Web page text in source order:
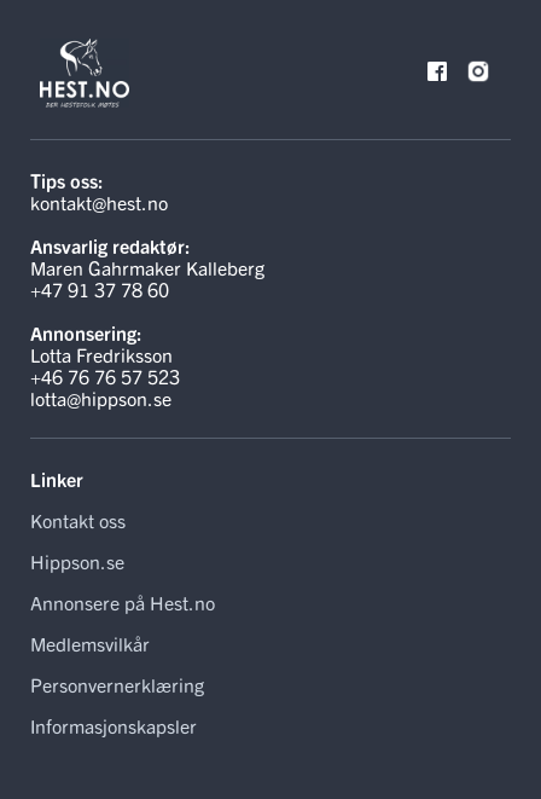
Tips oss:
kontakt@hest.no
Ansvarlig redaktør:
Maren Gahrmaker Kalleberg
+47 91 37 78 60
Annonsering:
Lotta Fredriksson
+46 76 76 57 523
lotta@hippson.se
Linker
Kontakt oss
Hippson.se
Annonsere på Hest.no
Medlemsvilkår
Personvernerklæring
Informasjonskapsler